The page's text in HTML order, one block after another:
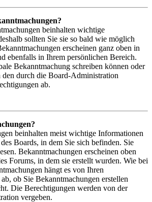
beinhalten wichtige
sollten Sie sie so bald wie möglich
erscheinen ganz oben in
ebenfalls in Ihrem persönlichen Bereich.
Bekanntmachung schreiben können oder
den durch die Board-Administration
ab.
beinhalten meist wichtige Informationen
Boards, in dem Sie sich befinden. Sie
Bekanntmachungen erscheinen oben
Forums, in dem sie erstellt wurden. Wie bei
hängt es von Ihren
ob Sie Bekanntmachungen erstellen
Die Berechtigungen werden von der
vergeben.